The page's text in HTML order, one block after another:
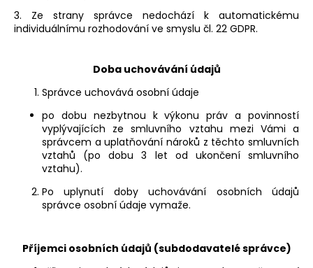
3. Ze strany správce nedochází k automatickému
individuálnímu rozhodování ve smyslu čl. 22 GDPR.
Doba uchovávání údajů
Správce uchovává osobní údaje
po dobu nezbytnou k výkonu práv a povinností
vyplývajících ze smluvního vztahu mezi Vámi a
správcem a uplatňování nároků z těchto smluvních
vztahů (po dobu 3 let od ukončení smluvního
vztahu).
Po uplynutí doby uchovávání osobních údajů
správce osobní údaje vymaže.
Příjemci osobních údajů (subdodavatelé správce)